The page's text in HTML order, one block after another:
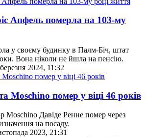
Апфель померла на 103-му
у своєму будинку в Палм-Біч, штат
Вона ніколи не йшла на пенсію.
2024, 11:32
Moschino помер у віці 46 років
Moschino Давіде Ренне помер через
на посаду.
2023, 21:31